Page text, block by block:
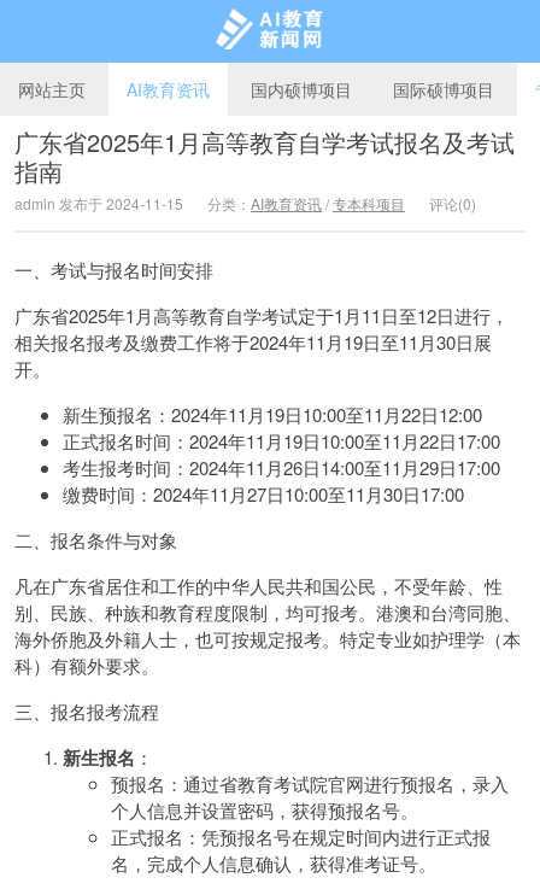
网站主页 AI教育资讯 国内硕博项目 国际硕博项目
广东省2025年1月高等教育自学考试报名及考试
指南
admin 发布于 2024-11-15 分类： AI教育资讯/专本科项目 评论(0)
一、考试与报名时间安排
广东省2025年1月高等教育自学考试定于1月11日至12日进行，
相关报名报考及缴费工作将于2024年11月19日至11月30日展
开。
新生预报名：2024年11月19日10:00至11月22日12:00
正式报名时间：2024年11月19日10:00至11月22日17:00
考生报考时间：2024年11月26日14:00至11月29日17:00
缴费时间：2024年11月27日10:00至11月30日17:00
二、报名条件与对象
凡在广东省居住和工作的中华人民共和国公民，不受年龄、性
别、民族、种族和教育程度限制，均可报考。港澳和台湾同胞、
海外侨胞及外籍人士，也可按规定报考。特定专业如护理学（本
科）有额外要求。
三、报名报考流程
新生报名 ：
预报名：通过省教育考试院官网进行预报名，录入
个人信息并设置密码，获得预报名号。
正式报名：凭预报名号在规定时间内进行正式报
名，完成个人信息确认，获得准考证号。